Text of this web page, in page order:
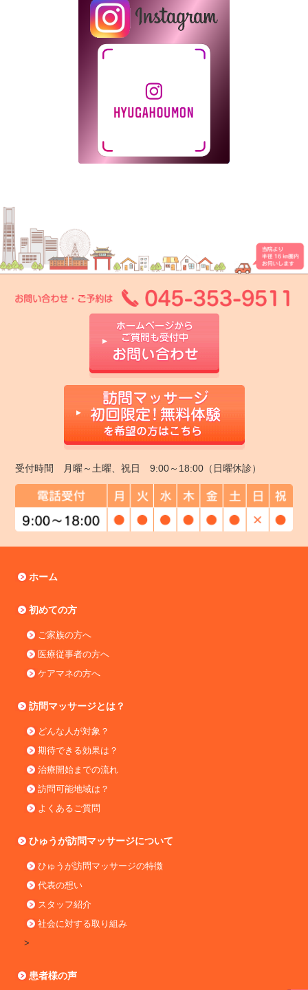
受付時間 月曜～土曜、祝日 9:00～18:00（日曜休診）
ホーム
初めての方
ご家族の方へ
医療従事者の方へ
ケアマネの方へ
訪問マッサージとは？
どんな人が対象？
期待できる効果は？
治療開始までの流れ
訪問可能地域は？
よくあるご質問
ひゅうが訪問マッサージについて
ひゅうが訪問マッサージの特徴
代表の想い
スタッフ紹介
社会に対する取り組み
>
患者様の声